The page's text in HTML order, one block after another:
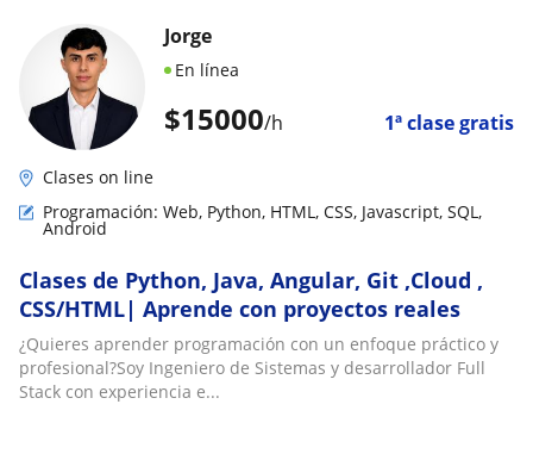
$15000/h 1ª clase gratis
Jorge
En línea
Clases on line
Programación: Web, Python, HTML, CSS, Javascript, SQL,
Android
Clases de Python, Java, Angular, Git ,Cloud ,
CSS/HTML| Aprende con proyectos reales
¿Quieres aprender programación con un enfoque práctico y
profesional?Soy Ingeniero de Sistemas y desarrollador Full
Stack con experiencia e...